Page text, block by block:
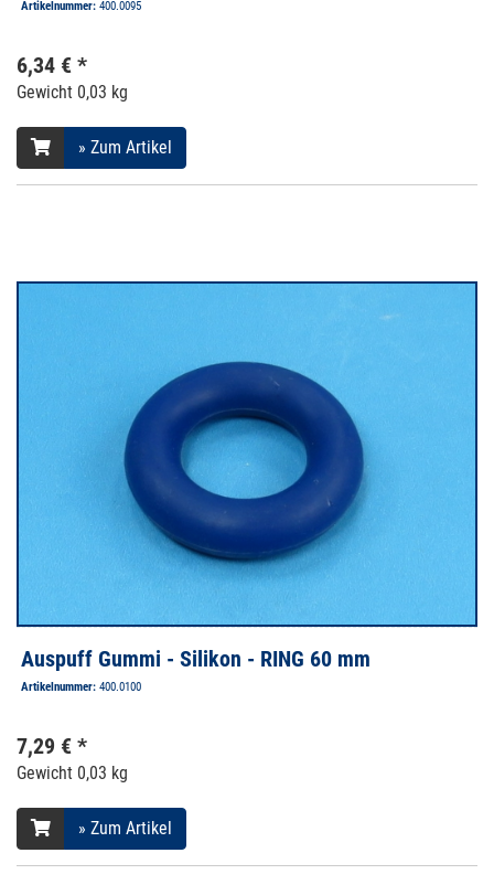
Artikelnummer: 400.0095
6,34 € *
Gewicht 0,03 kg
» Zum Artikel
Auspuff Gummi - Silikon - RING 60 mm
Artikelnummer: 400.0100
7,29 € *
Gewicht 0,03 kg
» Zum Artikel